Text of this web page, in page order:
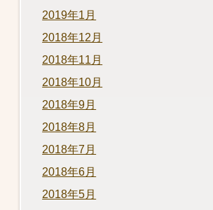
2019年1月
2018年12月
2018年11月
2018年10月
2018年9月
2018年8月
2018年7月
2018年6月
2018年5月